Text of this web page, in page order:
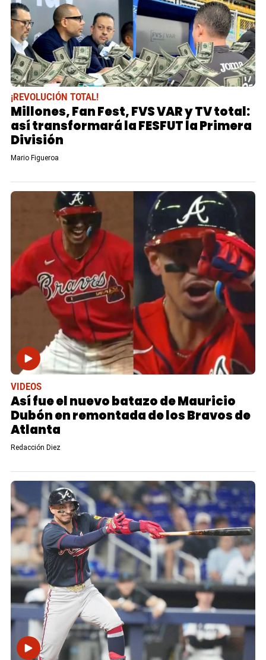
¡REVOLUCIÓN TOTAL!
Millones, Fan Fest, FVS VAR y TV total:
así transformará la FESFUT la Primera
División
Mario Figueroa
VIDEOS
Así fue el nuevo batazo de Mauricio
Dubón en remontada de los Bravos de
Atlanta
Redacción Diez